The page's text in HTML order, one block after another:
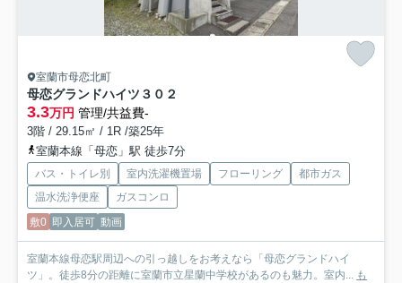
室蘭市母恋北町
母恋グランドハイツ ３０２
3.3万円 管理/共益費-
3階 / 29.15㎡ / 1R /築25年
室蘭本線「母恋」駅 徒歩7分
バス・トイレ別 室内洗濯機置場 フローリング
都市ガス
温水洗浄便座
ガスコンロ
敷0 即入居可 動画
室蘭本線母恋駅周辺への引っ越しをお考えなら「母恋グランドハイ
ツ」。徒歩8分の距離に室蘭市立星蘭中学校があるのも魅力。室内... も